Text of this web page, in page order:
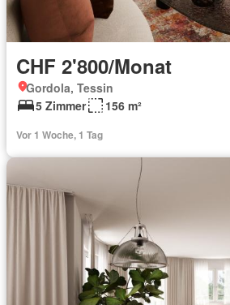
CHF 2'800/Monat
Gordola, Tessin
5 Zimmer
156 m²
Vor 1 Woche, 1 Tag